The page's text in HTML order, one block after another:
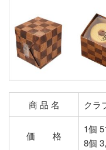
商 品 名 クラ
価 格
1個
8個